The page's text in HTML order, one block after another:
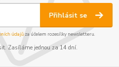
Přihlásit se
údajůza účelem rozesílky newsletteru.
Zasíláme jednou za 14 dní.